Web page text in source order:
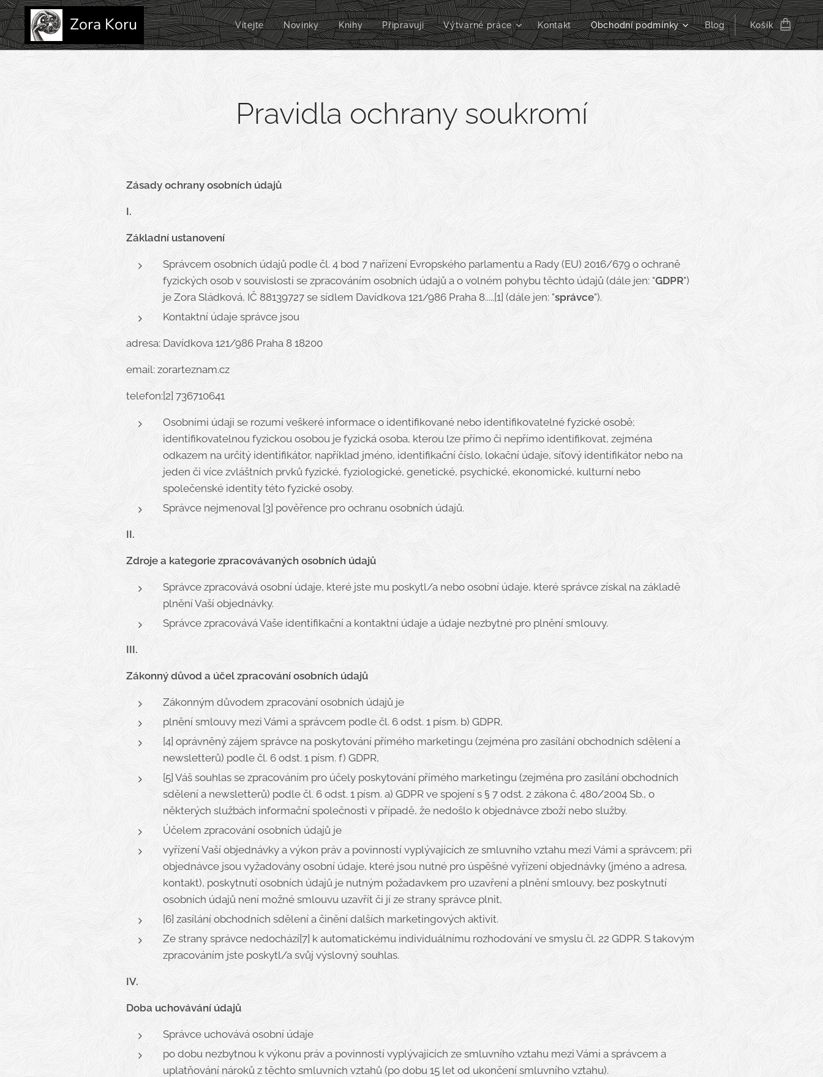
Zora Koru Vítejte Novinky Knihy Připravuji Výtvarné práce Kontakt Obchodní podmínky Blog Košík
Pravidla ochrany soukromí
Zásady ochrany osobních údajů
I.
Základní ustanovení
Správcem osobních údajů podle čl. 4 bod 7 nařízení Evropského parlamentu a Rady (EU) 2016/679 o ochraně
fyzických osob v souvislosti se zpracováním osobních údajů a o volném pohybu těchto údajů (dále jen: "GDPR")
je Zora Sládková, IČ 88139727 se sídlem Davídkova 121/986 Praha 8.....[1] (dále jen: "správce").
Kontaktní údaje správce jsou
adresa: Davídkova 121/986 Praha 8 18200
email: zorarteznam.cz
telefon:[2] 736710641
Osobními údaji se rozumí veškeré informace o identifikované nebo identifikovatelné fyzické osobě;
identifikovatelnou fyzickou osobou je fyzická osoba, kterou lze přímo či nepřímo identifikovat, zejména
odkazem na určitý identifikátor, například jméno, identifikační číslo, lokační údaje, síťový identifikátor nebo na
jeden či více zvláštních prvků fyzické, fyziologické, genetické, psychické, ekonomické, kulturní nebo
společenské identity této fyzické osoby.
Správce nejmenoval [3] pověřence pro ochranu osobních údajů.
II.
Zdroje a kategorie zpracovávaných osobních údajů
Správce zpracovává osobní údaje, které jste mu poskytl/a nebo osobní údaje, které správce získal na základě
plnění Vaší objednávky.
Správce zpracovává Vaše identifikační a kontaktní údaje a údaje nezbytné pro plnění smlouvy.
III.
Zákonný důvod a účel zpracování osobních údajů
Zákonným důvodem zpracování osobních údajů je
plnění smlouvy mezi Vámi a správcem podle čl. 6 odst. 1 písm. b) GDPR,
[4] oprávněný zájem správce na poskytování přímého marketingu (zejména pro zasílání obchodních sdělení a
newsletterů) podle čl. 6 odst. 1 písm. f) GDPR,
[5] Váš souhlas se zpracováním pro účely poskytování přímého marketingu (zejména pro zasílání obchodních
sdělení a newsletterů) podle čl. 6 odst. 1 písm. a) GDPR ve spojení s § 7 odst. 2 zákona č. 480/2004 Sb., o
některých službách informační společnosti v případě, že nedošlo k objednávce zboží nebo služby.
Účelem zpracování osobních údajů je
vyřízení Vaší objednávky a výkon práv a povinností vyplývajících ze smluvního vztahu mezi Vámi a správcem; při
objednávce jsou vyžadovány osobní údaje, které jsou nutné pro úspěšné vyřízení objednávky (jméno a adresa,
kontakt), poskytnutí osobních údajů je nutným požadavkem pro uzavření a plnění smlouvy, bez poskytnutí
osobních údajů není možné smlouvu uzavřít či jí ze strany správce plnit,
[6] zasílání obchodních sdělení a činění dalších marketingových aktivit.
Ze strany správce nedochází[7] k automatickému individuálnímu rozhodování ve smyslu čl. 22 GDPR. S takovým
zpracováním jste poskytl/a svůj výslovný souhlas.
IV.
Doba uchovávání údajů
Správce uchovává osobní údaje
po dobu nezbytnou k výkonu práv a povinností vyplývajících ze smluvního vztahu mezi Vámi a správcem a
uplatňování nároků z těchto smluvních vztahů (po dobu 15 let od ukončení smluvního vztahu).